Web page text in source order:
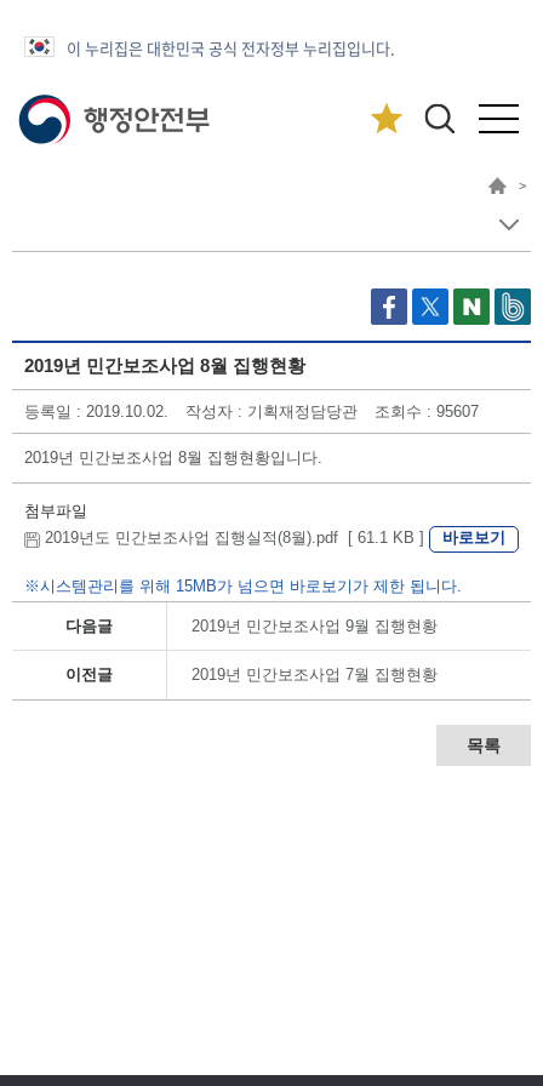
이 누리집은 대한민국 공식 전자정부 누리집입니다.
>
2019년 민간보조사업 8월 집행현황
등록일 : 2019.10.02. 작성자 : 기획재정담당관 조회수 : 95607
2019년 민간보조사업 8월 집행현황입니다.
첨부파일
2019년도 민간보조사업 집행실적(8월).pdf [ 61.1 KB ]
바로보기
※시스템관리를 위해 15MB가 넘으면 바로보기가 제한 됩니다.
다음글 2019년 민간보조사업 9월 집행현황
이전글 2019년 민간보조사업 7월 집행현황
목록